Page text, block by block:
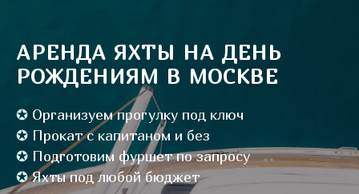
АРЕНДА ЯХТЫ НА ДЕНЬ
РОЖДЕНИЯМ В МОСКВЕ
✪ Организуем прогулку под ключ
✪ Прокат с капитаном и без
✪ Подготовим фуршет по запросу
✪Яхты под любой бюджет